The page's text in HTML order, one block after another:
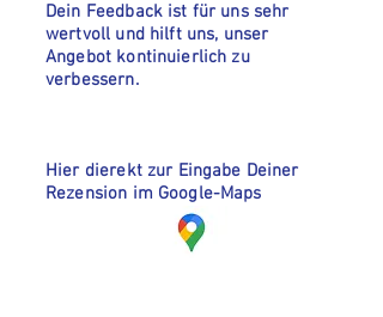
Dein Feedback ist für uns sehr
wertvoll und hilft uns, unser
Angebot kontinuierlich zu
verbessern.
Hier dierekt zur Eingabe Deiner
Rezension im Google-Maps